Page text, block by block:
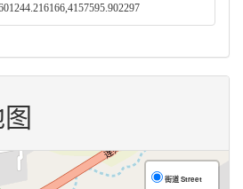
街道 Street